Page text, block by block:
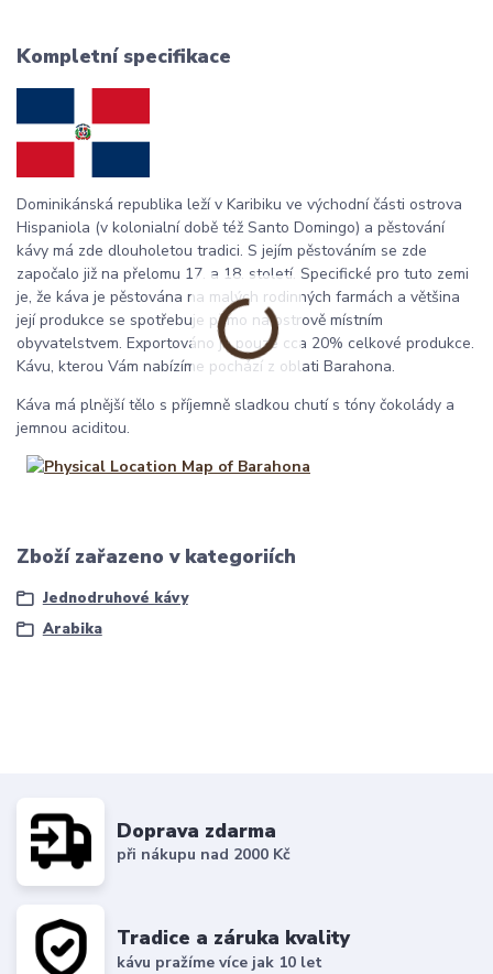
Kompletní specifikace
Dominikánská republika leží v Karibiku ve východní části ostrova
Hispaniola (v kolonialní době též Santo Domingo) a pěstování
kávy má zde dlouholetou tradici. S jejím pěstováním se zde
započalo již na přelomu 17. a 18. století. Specifické pro tuto zemi
je, že káva je pěstována na malých rodinných farmách a většina
její produkce se spotřebuje přímo na ostrově místním
obyvatelstvem. Exportováno je pouze cca 20% celkové produkce.
Kávu, kterou Vám nabízíme pochází z oblati Barahona.
Káva má plnější tělo s příjemně sladkou chutí s tóny čokolády a
jemnou aciditou.
Zboží zařazeno v kategoriích
Jednodruhové kávy
Arabika
Doprava zdarma
při nákupu nad 2000 Kč
Tradice a záruka kvality
kávu pražíme více jak 10 let